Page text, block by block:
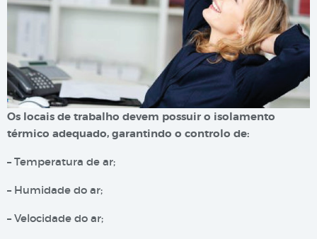
Os locais de trabalho devem possuir o isolamento
térmico adequado, garantindo o controlo de:
– Temperatura de ar;
– Humidade do ar;
– Velocidade do ar;